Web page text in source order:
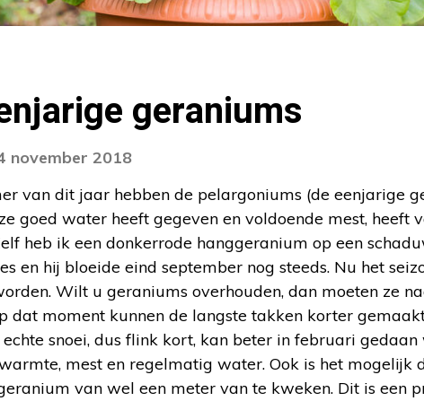
geraniums
november 2018
van dit jaar hebben de pelargoniums (de eenjarige
goed water heeft gegeven en voldoende mest, heeft
heb ik een donkerrode hanggeranium op een
en hij bloeide eind september nog steeds. Nu het
Wilt u geraniums overhouden, dan moeten ze
dat moment kunnen de langste takken korter
snoei, dus flink kort, kan beter in februari
mest en regelmatig water. Ook is het mogelijk
van wel een meter van te kweken. Dit is een